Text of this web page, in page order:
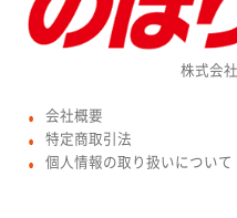
株式会
● 会社概要
● 特定商取引法
● 個人情報の取り扱いについて